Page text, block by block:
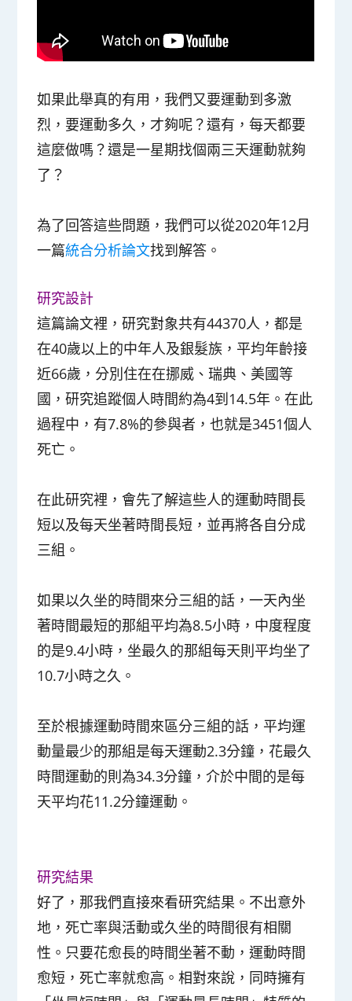
如果此舉真的有用，我們又要運動到多激
烈，要運動多久，才夠呢？還有，每天都要
這麼做嗎？還是一星期找個兩三天運動就夠
了？
為了回答這些問題，我們可以從2020年12月
一篇統合分析論文找到解答。
研究設計
這篇論文裡，研究對象共有44370人，都是
在40歲以上的中年人及銀髮族，平均年齡接
近66歲，分別住在在挪威、瑞典、美國等
國，研究追蹤個人時間約為4到14.5年。在此
過程中，有7.8%的參與者，也就是3451個人
死亡。
在此研究裡，會先了解這些人的運動時間長
短以及每天坐著時間長短，並再將各自分成
三組。
如果以久坐的時間來分三組的話，一天內坐
著時間最短的那組平均為8.5小時，中度程度
的是9.4小時，坐最久的那組每天則平均坐了
10.7小時之久。
至於根據運動時間來區分三組的話，平均運
動量最少的那組是每天運動2.3分鐘，花最久
時間運動的則為34.3分鐘，介於中間的是每
天平均花11.2分鐘運動。
研究結果
好了，那我們直接來看研究結果。不出意外
地，死亡率與活動或久坐的時間很有相關
性。 只要花愈長的時間坐著不動，運動時間
愈短，死亡率就愈高 。相對來說，同時擁有